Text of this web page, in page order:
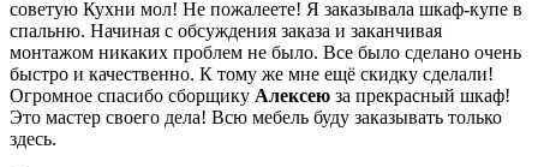
советую Кухни мол! Не пожалеете! Я заказывала шкаф-купе в
спальню. Начиная с обсуждения заказа и заканчивая
монтажом никаких проблем не было. Все было сделано очень
быстро и качественно. К тому же мне ещё скидку сделали!
Огромное спасибо сборщику Алексею за прекрасный шкаф!
Это мастер своего дела! Всю мебель буду заказывать только
здесь.